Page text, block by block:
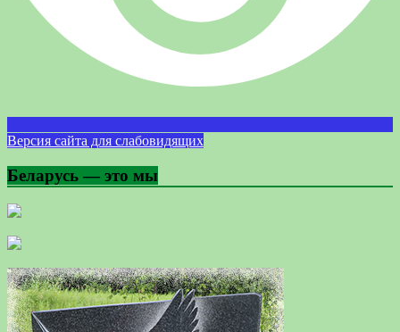
Версия сайта для слабовидящих
Беларусь — это мы